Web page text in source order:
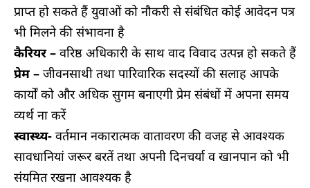
प्राप्त हो सकते हैं युवाओं को नौकरी से संबंधित कोई आवेदन पत्र
भी मिलने की संभावना है
कैरियर – वरिष्ठ अधिकारी के साथ वाद विवाद उत्पन्न हो सकते हैं
प्रेम – जीवनसाथी तथा पारिवारिक सदस्यों की सलाह आपके
कार्यों को और अधिक सुगम बनाएगी प्रेम संबंधों में अपना समय
व्यर्थ ना करें
स्वास्थ्य- वर्तमान नकारात्मक वातावरण की वजह से आवश्यक
सावधानियां जरूर बरतें तथा अपनी दिनचर्या व खानपान को भी
संयमित रखना आवश्यक है